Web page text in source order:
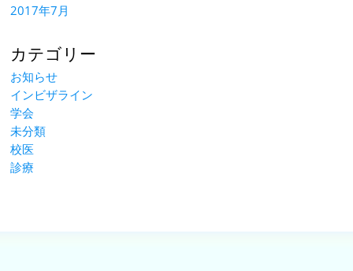
2017年7月
カテゴリー
お知らせ
インビザライン
学会
未分類
校医
診療